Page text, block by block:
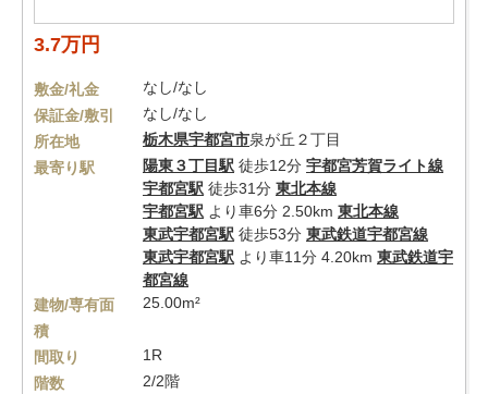
3.7万円
敷金/礼金
なし/なし
保証金/敷引
なし/なし
所在地
栃木県宇都宮市泉が丘２丁目
最寄り駅
陽東３丁目駅 徒歩12分 宇都宮芳賀ライト線
宇都宮駅 徒歩31分 東北本線
宇都宮駅 より車6分 2.50km 東北本線
東武宇都宮駅 徒歩53分 東武鉄道宇都宮線
東武宇都宮駅 より車11分 4.20km 東武鉄道宇
都宮線
建物/専有面
積
25.00m²
間取り
1R
階数
2/2階